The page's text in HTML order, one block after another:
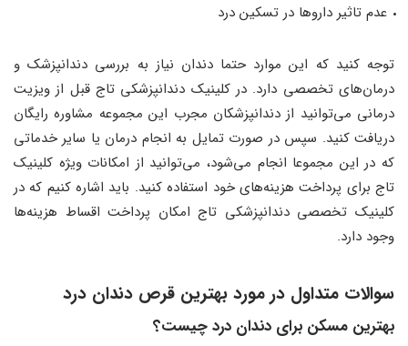
عدم تاثیر داروها در تسکین درد
توجه کنید که این موارد حتما دندان نیاز به بررسی دندانپزشک و
درمان‌های تخصصی دارد. در کلینیک دندانپزشکی تاج قبل از ویزیت
درمانی می‌توانید از دندانپزشکان مجرب این مجموعه مشاوره رایگان
دریافت کنید. سپس در صورت تمایل به انجام درمان یا سایر خدماتی
که در این مجموعا انجام می‌شود، می‌توانید از امکانات ویژه کلینیک
تاج برای پرداخت هزینه‌های خود استفاده کنید. باید اشاره کنیم که در
کلینیک تخصصی دندانپزشکی تاج امکان پرداخت اقساط هزینه‌ها
وجود دارد.
سوالات متداول در مورد بهترین قرص دندان درد
بهترین مسکن برای دندان درد چیست؟